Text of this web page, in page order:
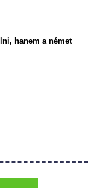
hanem a német